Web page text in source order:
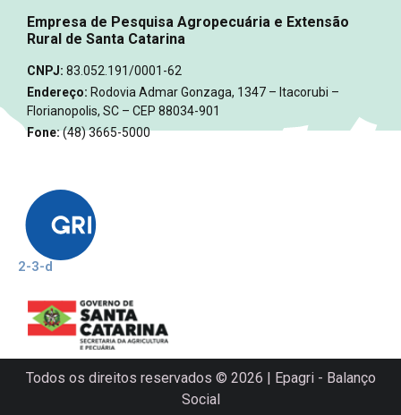
Empresa de Pesquisa Agropecuária e Extensão
Rural de Santa Catarina
CNPJ: 83.052.191/0001-62
Endereço: Rodovia Admar Gonzaga, 1347 – Itacorubi –
Florianopolis, SC – CEP 88034-901
Fone:(48) 3665-5000
2-3-d
Todos os direitos reservados © 2026 | Epagri - Balanço
Social